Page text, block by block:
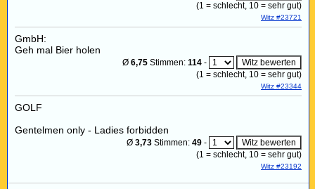
(1 = schlecht, 10 = sehr gut)
Witz #23721
GmbH:
Geh mal Bier holen
Ø 6,75 Stimmen: 114 -
(1 = schlecht, 10 = sehr gut)
Witz #23344
GOLF
Gentelmen only - Ladies forbidden
Ø 3,73 Stimmen: 49 -
(1 = schlecht, 10 = sehr gut)
Witz #23192